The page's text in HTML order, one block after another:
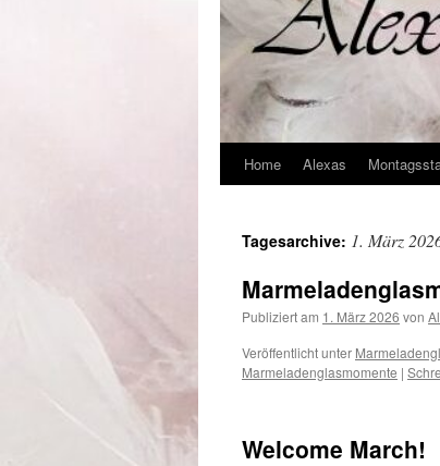
Zum
springen
Home Alexas
Tagesarchive: 1. März
Publiziert am 1. März 2026 von
Veröffentlicht unter
Marmeladenglasmomente |
Welcome March!